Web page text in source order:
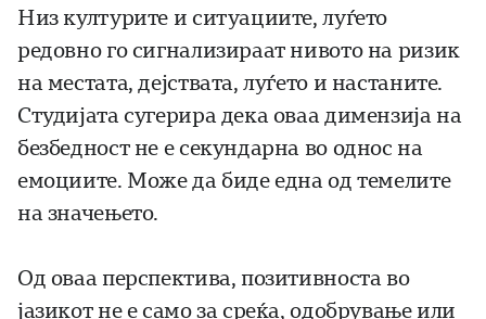
Низ културите и ситуациите, луѓето
редовно го сигнализираат нивото на ризик
на местата, дејствата, луѓето и настаните.
Студијата сугерира дека оваа димензија на
безбедност не е секундарна во однос на
емоциите. Може да биде една од темелите
на значењето.
Од оваа перспектива, позитивноста во
јазикот не е само за среќа, одобрување или